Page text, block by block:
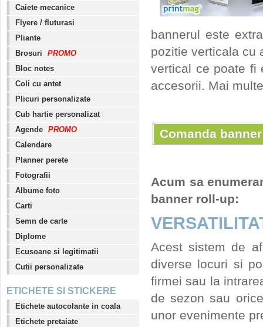
Caiete mecanice
Flyere / fluturasi
Pliante
Brosuri
PROMO
Bloc notes
Coli cu antet
Plicuri personalizate
Cub hartie personalizat
Agende PROMO
Calendare
Planner perete
Fotografii
Albume foto
Carti
Semn de carte
Diplome
Ecusoane si legitimatii
Cutii personalizate
ETICHETE SI STICKERE
Etichete autocolante in coala
Etichete pretaiate
bannerul este
pozitie verticala cu
vertical ce poate fi
accesorii. Mai
Comanda
Acum sa
banner roll-up:
Acest sistem de
diverse locuri si
firmei sau la
de sezon sau
unor evenimente